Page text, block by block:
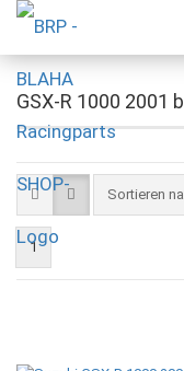
GSX-R 1000 2001
Sortieren
Sortieren
1